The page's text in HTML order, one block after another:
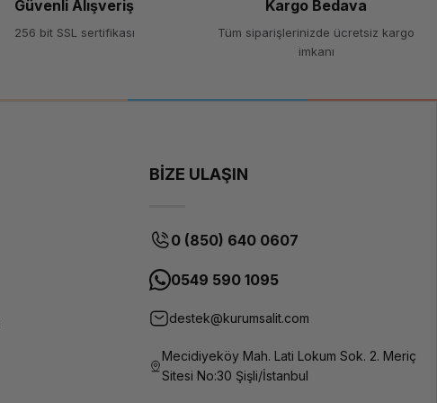
Güvenli Alışveriş
256 bit SSL sertifikası
Kargo Bedava
Tüm siparişlerinizde ücretsiz kargo
imkanı
BİZE ULAŞIN
0 (850) 640 0607
0549 590 1095
destek@kurumsalit.com
Mecidiyeköy Mah. Lati Lokum Sok. 2. Meriç
Sitesi No:30 Şişli/İstanbul